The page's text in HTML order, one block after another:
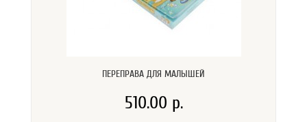
ПЕРЕПРАВА ДЛЯ МАЛЫШЕЙ
510.00 р.